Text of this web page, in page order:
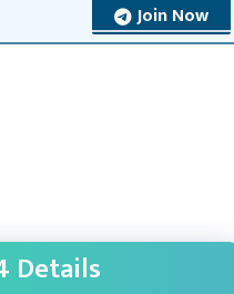
Join Now
Details